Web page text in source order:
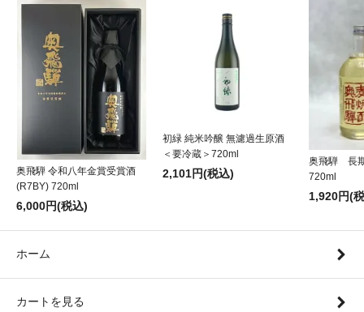
奥飛騨 令和八年金賞受賞酒
(R7BY) 720ml
6,000円(税込)
初緑 純米吟醸 無濾過生原酒
＜要冷蔵＞720ml
2,101円(税込)
奥飛騨 長
720ml
1,920円(
ホーム
カートを見る